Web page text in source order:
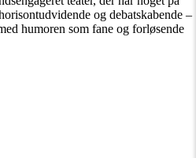
og debatskabende –
humoren som fane og forløsende